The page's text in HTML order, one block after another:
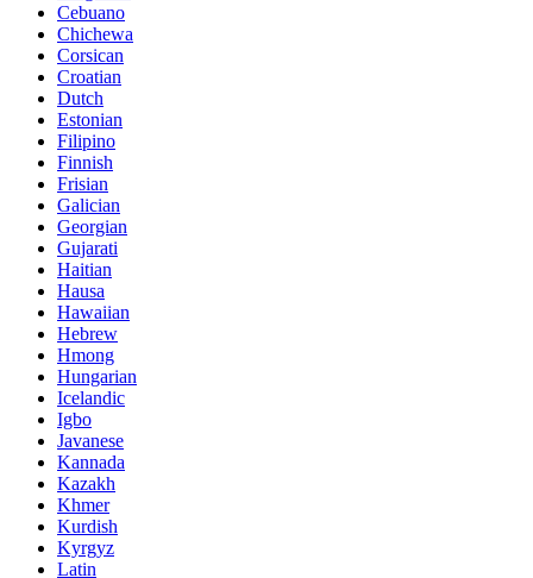
Cebuano
Chichewa
Corsican
Croatian
Dutch
Estonian
Filipino
Finnish
Frisian
Galician
Georgian
Gujarati
Haitian
Hausa
Hawaiian
Hebrew
Hmong
Hungarian
Icelandic
Igbo
Javanese
Kannada
Kazakh
Khmer
Kurdish
Kyrgyz
Latin